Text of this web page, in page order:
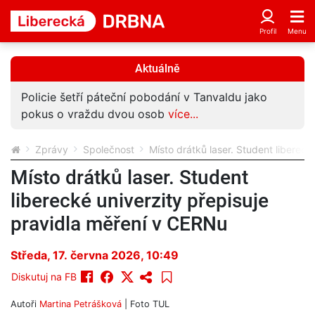
Aktuálně
Policie šetří páteční pobodání v Tanvaldu jako
pokus o vraždu dvou osob více...
Zprávy Společnost Místo drátků laser. Student
Místo drátků laser. Student
liberecké univerzity přepisuje
pravidla měření v CERNu
Středa, 17. června 2026, 10:49
Diskutuj na FB
Autoři Martina Petrášková | Foto TUL